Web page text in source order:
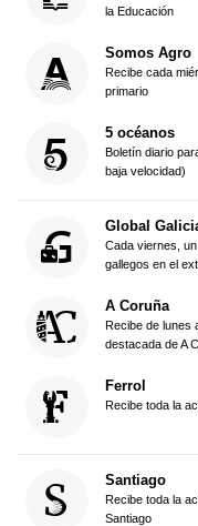
la Educación
Somos Agro
Recibe cada
primario
5 océanos
Boletín diario
baja velocidad)
Global
Cada viernes,
gallegos en el
A Coruña
Recibe de lunes
destacada de A
Ferrol
Recibe toda la
Santiago
Recibe toda la
Santiago